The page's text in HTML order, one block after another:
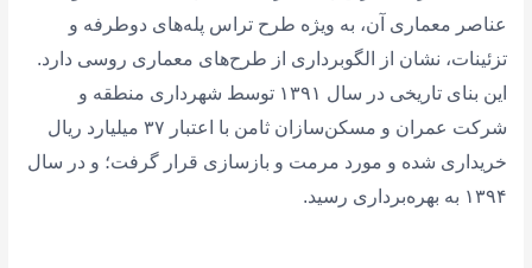
عناصر معماری آن، به ویژه طرح تراس پله‌های دوطرفه و
تزئینات، نشان از الگوبرداری از طرح‌های معماری روسی دارد.
این بنای تاریخی در سال ۱۳۹۱ توسط شهرداری منطقه و
شرکت عمران و مسکن‌سازان ثامن با اعتبار ۳۷ میلیارد ریال
خریداری شده و مورد مرمت و بازسازی قرار گرفت؛ و در سال
۱۳۹۴ به بهره‌برداری رسید.